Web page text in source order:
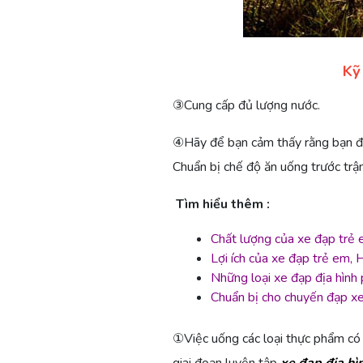
③Cung cấp đủ lượng nước.
④Hãy để bạn cảm thấy rằng bạn
Chuẩn bị chế độ ăn uống trước
Tìm hiểu thêm :
Chất lượng của xe đạp trẻ
Lợi ích của xe đạp trẻ em,
Những loại xe đạp địa hình
Chuẩn bị cho chuyến đạp
①Việc uống các loại thực phẩm